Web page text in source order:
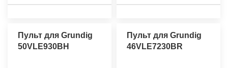
Пульт для Grundig
50VLE930BH
Пульт для Grundig
46VLE7230BR